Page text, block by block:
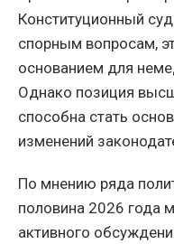
Конституционный
спорным вопросам,
основанием для
Однако позиция
способна стать
изменений
По мнению ряда
половина 2026 года
активного